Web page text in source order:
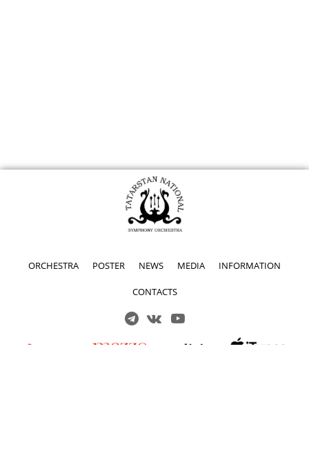
ORCHESTRA POSTER NEWS MEDIA INFORMATION
CONTACTS